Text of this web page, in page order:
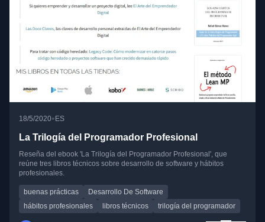
18/5/2020• ES
La Trilogía del Programador Profesional
Reseña del ebook 'La Trilogía del Programador Profesional', que
reúne tres libros técnicos sobre desarrollo de software y hábitos
profesionales.
buenas prácticas
Desarrollo De Software
hábitos profesionales
libros técnicos trilogía del programador